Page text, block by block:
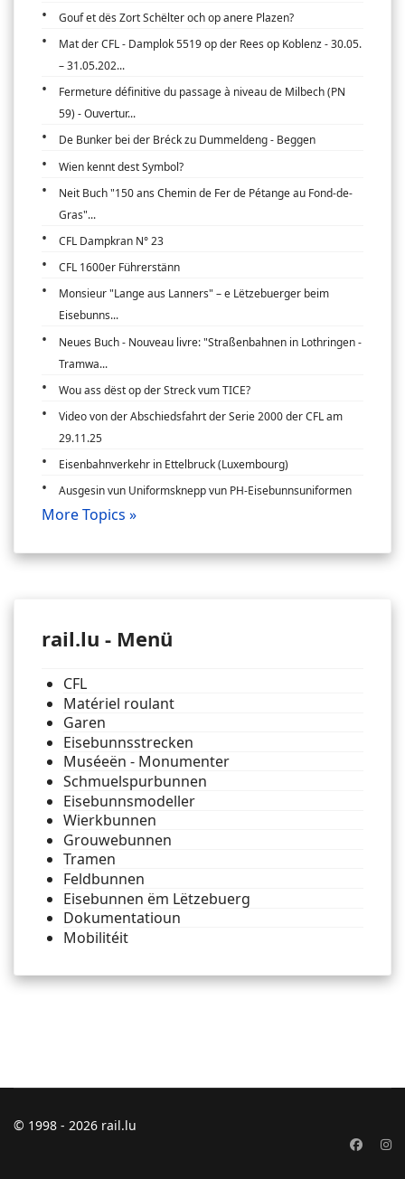
Gouf et dës Zort Schëlter och op anere Plazen?
Mat der CFL - Damplok 5519 op der Rees op Koblenz - 30.05.
– 31.05.202...
Fermeture définitive du passage à niveau de Milbech (PN
59) - Ouvertur...
De Bunker bei der Bréck zu Dummeldeng - Beggen
Wien kennt dest Symbol?
Neit Buch "150 ans Chemin de Fer de Pétange au Fond-de-
Gras"...
CFL Dampkran N° 23
CFL 1600er Führerstänn
Monsieur "Lange aus Lanners" – e Lëtzebuerger beim
Eisebunns...
Neues Buch - Nouveau livre: "Straßenbahnen in Lothringen -
Tramwa...
Wou ass dëst op der Streck vum TICE?
Video von der Abschiedsfahrt der Serie 2000 der CFL am
29.11.25
Eisenbahnverkehr in Ettelbruck (Luxembourg)
Ausgesin vun Uniformsknepp vun PH-Eisebunnsuniformen
More Topics »
rail.lu - Menü
CFL
Matériel roulant
Garen
Eisebunnsstrecken
Muséeën - Monumenter
Schmuelspurbunnen
Eisebunnsmodeller
Wierkbunnen
Grouwebunnen
Tramen
Feldbunnen
Eisebunnen ëm Lëtzebuerg
Dokumentatioun
Mobilitéit
© 1998 - 2026 rail.lu